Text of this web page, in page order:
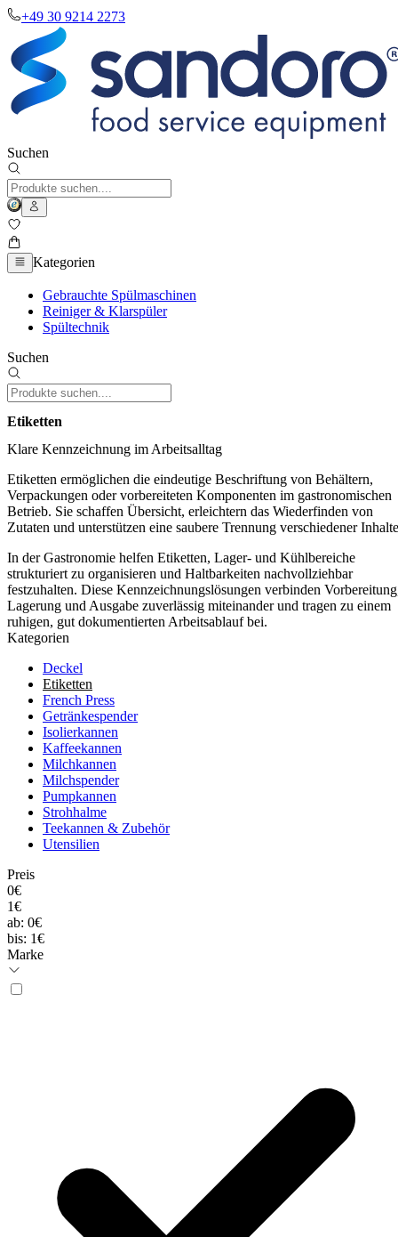
+49 30 9214 2273
Suchen
Kategorien
Gebrauchte Spülmaschinen
Reiniger & Klarspüler
Spültechnik
Suchen
Etiketten
Klare Kennzeichnung im Arbeitsalltag
Etiketten ermöglichen die eindeutige Beschriftung von Behältern,
Verpackungen oder vorbereiteten Komponenten im gastronomischen
Betrieb. Sie schaffen Übersicht, erleichtern das Wiederfinden von
Zutaten und unterstützen eine saubere Trennung verschiedener
In der Gastronomie helfen Etiketten, Lager- und Kühlbereiche
strukturiert zu organisieren und Haltbarkeiten nachvollziehbar
festzuhalten. Diese Kennzeichnungslösungen verbinden
Lagerung und Ausgabe zuverlässig miteinander und tragen zu einem
ruhigen, gut dokumentierten Arbeitsablauf bei.
Kategorien
Deckel
Etiketten
French Press
Getränkespender
Isolierkannen
Kaffeekannen
Milchkannen
Milchspender
Pumpkannen
Strohhalme
Teekannen & Zubehör
Utensilien
Preis
0€
1€
ab: 0€
bis: 1€
Marke